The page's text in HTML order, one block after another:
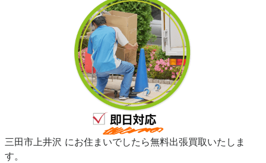
三田市上井沢 にお住まいでしたら無料出張買取いたしま
す。